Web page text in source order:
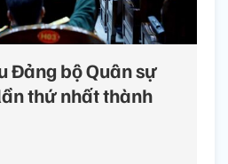
Đảng bộ Quân sự
thứ nhất thành